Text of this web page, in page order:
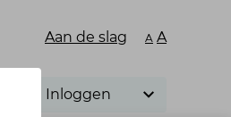
Aan de slag A A
Inloggen